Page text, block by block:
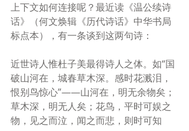
上下文如何连接呢？最近读《温公续诗
话》（何文焕辑《历代诗话》中华书局
标点本），有一条谈到这两句诗：
近世诗人惟杜子美最得诗人之体。如“国
破山河在，城春草木深。感时花溅泪，
恨别鸟惊心”——山河在，明无余物矣；
草木深，明无人矣；花鸟，平时可娱之
物，见之而泣，闻之而悲，则时可知